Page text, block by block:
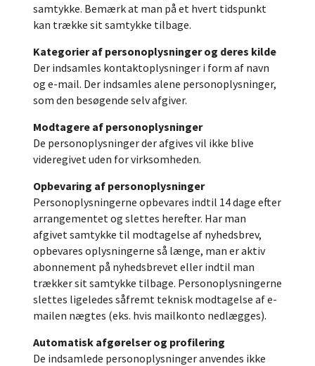
samtykke. Bemærk at man på et hvert tidspunkt
kan trække sit samtykke tilbage.
Kategorier af personoplysninger og deres kilde
Der indsamles kontaktoplysninger i form af navn
og e-mail. Der indsamles alene personoplysninger,
som den besøgende selv afgiver.
Modtagere af personoplysninger
De personoplysninger der afgives vil ikke blive
videregivet uden for virksomheden.
Opbevaring af personoplysninger
Personoplysningerne opbevares indtil 14 dage efter
arrangementet og slettes herefter. Har man
afgivet samtykke til modtagelse af nyhedsbrev,
opbevares oplysningerne så længe, man er aktiv
abonnement på nyhedsbrevet eller indtil man
trækker sit samtykke tilbage. Personoplysningerne
slettes ligeledes såfremt teknisk modtagelse af e-
mailen nægtes (eks. hvis mailkonto nedlægges).
Automatisk afgørelser og profilering
De indsamlede personoplysninger anvendes ikke